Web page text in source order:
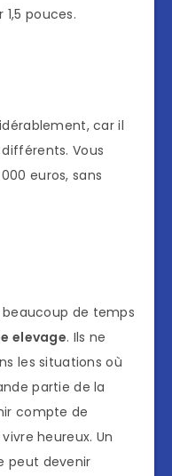
pouces.
car il
Vous
euros, sans
de temps
elevage. Ils ne
les situations où
partie de la
compte de
heureux. Un
peut devenir